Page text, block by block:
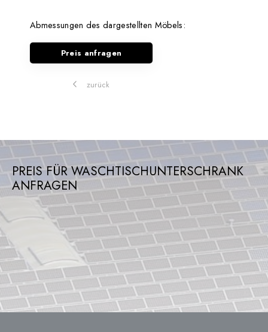
Abmessungen des dargestellten Möbels:
Preis anfragen
zurück
PREIS FÜR WASCHTISCHUNTERSCHRANK
ANFRAGEN